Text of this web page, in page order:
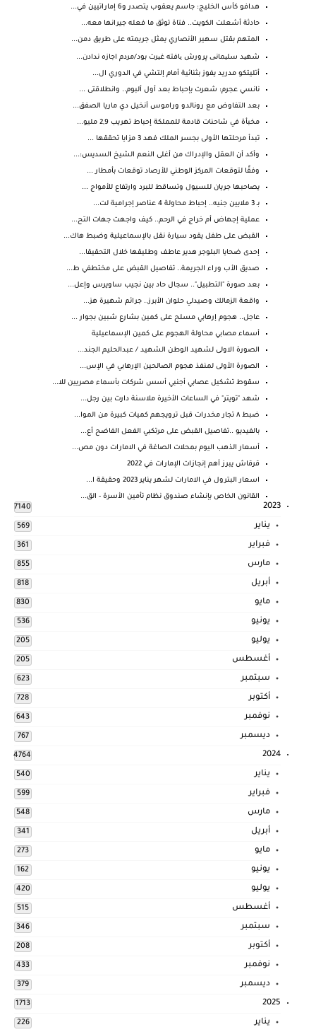
هدافو كأس الخليج: جاسم يعقوب يتصدر و6 إماراتيين في...
حادثة أشعلت الكويت.. فتاة توثق ما فعله جيرانها معه...
المتهم بقتل سهير الأنصاري يمثل جريمته على طريق دمن...
شهید سلیمانی پرورش یافته غیرت بود/مردم اجازه ندادن...
أتليتكو مدريد يفوز بثنائية أمام إلتشي في الدوري ال...
نانسي عجرم: شعرت بإحباط بعد أول ألبوم.. وانطلاقتى ...
بعد التفاوض مع رونالدو وراموس أنخيل دي ماريا الصفق...
مخبأة في شاحنات قادمة للمملكة إحباط تهريب 2,9 مليو...
تبدأ مرحلتها الأولى بجسر الملك فهد 3 مزايا تحققها ...
وأكد أن العقل والإدراك من أغلى النعم الشيخ السديس:...
وفقًا لتوقعات المركز الوطني للأرصاد توقعات بأمطار ...
يصاحبها جريان للسيول وتساقط للبرد وارتفاع للأمواج ...
بـ 3 ملايين جنيه.. إحباط محاولة 4 عناصر إجرامية لت...
عملية إجهاض أم خراج في الرحم.. كيف واجهت جهات التح...
القبض على طفل يقود سيارة نقل بالإسماعيلية وضبط هاك...
إحدى ضحايا البلوجر هدير عاطف وطليقها خلال التحقيقا...
صديق الأب وراء الجريمة.. تفاصيل القبض على مختطفي ط...
بعد صورة "التطبيل".. سجال حاد بين نجيب ساويرس وإعل...
واقعة الزمالك وصيدلي حلوان الأبرز.. جرائم شهيرة هز...
عاجل.. هجوم إرهابي مسلح على كمين بشارع شبين بجوار ...
أسماء مصابي محاولة الهجوم على كمين الإسماعيلية
الصورة الاولى لشهيد الوطن الشهيد / عبدالحليم الجند...
الصورة الأولى لمنفذ هجوم الصالحين الإرهابي في الإس...
سقوط تشكيل عصابي أجنبي أسس شركات بأسماء مصريين للا...
شهد "تويتر" في الساعات الأخيرة ملاسنة دارت بين رجل...
ضبط ٨ تجار مخدرات قبل ترويجهم كميات كبيرة من الموا...
بالفيديو ..تفاصيل القبض على مرتكبي الفعل الفاضح أع...
أسعار الذهب اليوم بمحلات الصاغة في الامارات دون مص...
قرقاش يبرز أهم إنجازات الإمارات في 2022
اسعار البترول في الامارات لشهر يناير 2023 وحقيقة ا...
القانون الخاص بإنشاء صندوق نظام تأمين الأسرة - الق...
2023
7140
يناير 569
فبراير 361
مارس 855
أبريل 818
مايو 830
يونيو 536
يوليو 205
أغسطس 205
سبتمبر 623
أكتوبر 728
نوفمبر 643
ديسمبر 767
2024
4764
يناير 540
فبراير 599
مارس 548
أبريل 341
مايو 273
يونيو 162
يوليو 420
أغسطس 515
سبتمبر 346
أكتوبر 208
نوفمبر 433
ديسمبر 379
2025
1713
يناير 226